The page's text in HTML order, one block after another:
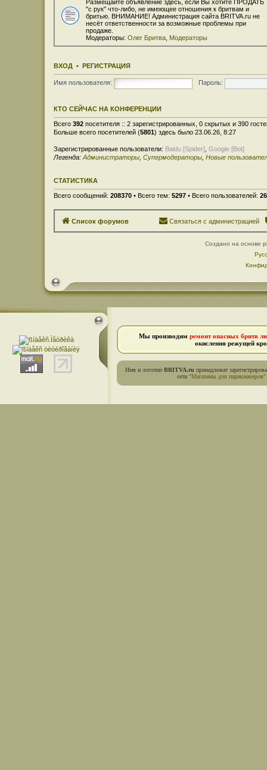
Размещайте объявление здесь, если Вы хотите ПРОДАТЬ
"с рук" что-либо, не имеющее отношения к бритвам и
бритью. ВНИМАНИЕ! Администрация сайта BRITVA.ru не
несёт ответственности за возможные проблемы при
продаже.
Модераторы: Олег Бритва Модераторы
ВХОД • РЕГИСТРАЦИЯ
Имя пользователя: Пароль:
КТО СЕЙЧАС НА КОНФЕРЕНЦИИ
Всего 392 посетителя :: 2 зарегистрированных, 0 скрытых и 390
Больше всего посетителей (5801) здесь было 23.06.26, 8:27
Зарегистрированные пользователи: Baidu [Spider] Google [Bot]
Легенда: Администраторы Супермодераторы Новые
СТАТИСТИКА
Всего сообщений: 208370 • Всего тем: 5297 • Всего пользователей:
Список форумов Связаться с администрацией
Создано на основе
Мы производим ремонт опасных бритв
окисления режущей
Имя и логотип BRITVA.ru принадлежат
сети "Магазины для парикмахеров"